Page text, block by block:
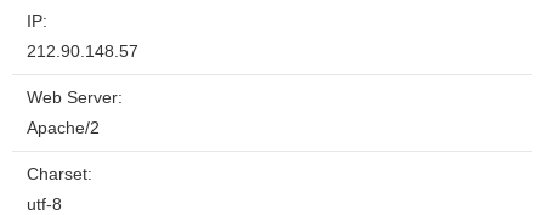
IP:
212.90.148.57
Web Server:
Apache/2
Charset:
utf-8